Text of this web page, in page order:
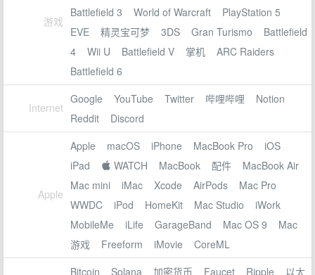
游戏
Battlefield 3
World of Warcraft
PlayStation 5
EVE
精灵宝可梦 3DS Gran Turismo
Battlefield
4
Wii U Battlefield V 掌机
ARC Raiders
Battlefield 6
Internet
Google YouTube Twitter 哔哩哔哩
Notion
Reddit
Discord
Apple
Apple macOS iPhone MacBook Pro
iOS
iPad
 WATCH MacBook 配件
MacBook Air
Mac mini
iMac Xcode AirPods
Mac Pro
WWDC
iPod HomeKit Mac Studio
iWork
MobileMe
iLife GarageBand Mac OS 9
Mac
游戏
Freeform iMovie CoreML
Bitcoin Solana 加密货币 Faucet Ripple
以太